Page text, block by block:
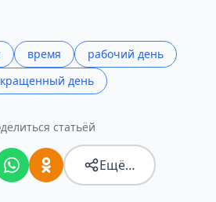
время
рабочий день
день
статьёй
Ещё…